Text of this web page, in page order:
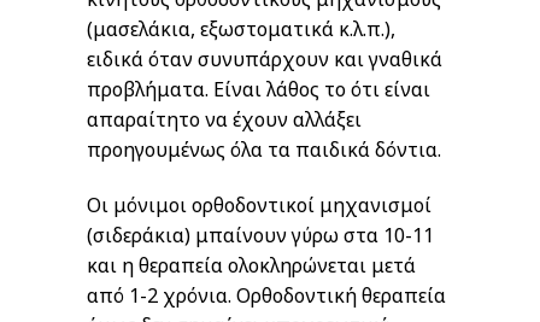
(μασελάκια, εξωστοματικά κ.λ.π.),
ειδικά όταν συνυπάρχουν και γναθικά
προβλήματα. Είναι λάθος το ότι είναι
απαραίτητο να έχουν αλλάξει
προηγουμένως όλα τα παιδικά δόντια.
Οι μόνιμοι ορθοδοντικοί μηχανισμοί
(σιδεράκια) μπαίνουν γύρω στα 10-11
και η θεραπεία ολοκληρώνεται μετά
από 1-2 χρόνια. Ορθοδοντική θεραπεία